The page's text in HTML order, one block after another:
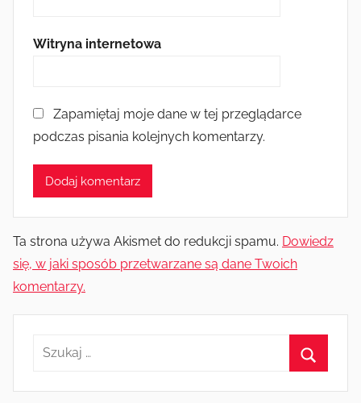
Witryna internetowa
Zapamiętaj moje dane w tej przeglądarce
podczas pisania kolejnych komentarzy.
Ta strona używa Akismet do redukcji spamu. Dowiedz
się, w jaki sposób przetwarzane są dane Twoich
komentarzy.
Szukaj: